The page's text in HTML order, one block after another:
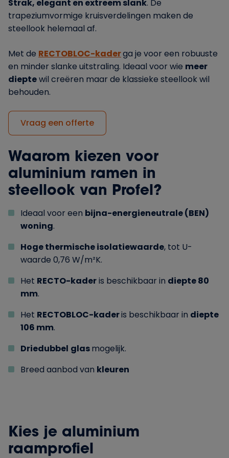
Strak, elegant en extreem slank. De
trapeziumvormige kruisverdelingen maken de
steellook helemaal af.
Met de RECTOBLOC-kaderga je voor een robuuste
en minder slanke uitstraling. Ideaal voor wie meer
dieptewil creëren maar de klassieke steellook wil
behouden.
Vraag een offerte
Waarom kiezen voor
aluminium ramen in
steellook van Profel?
Ideaal voor een bijna-energieneutrale (BEN)
woning.
Hoge thermische isolatiewaarde, tot U-
waarde 0,76 W/m²K.
Het RECTO-kaderis beschikbaar in diepte 80
mm.
Het RECTOBLOC-kaderis beschikbaar in diepte
106 mm.
Driedubbel glasmogelijk.
Breed aanbod van kleuren
Kies je aluminium
raamprofiel